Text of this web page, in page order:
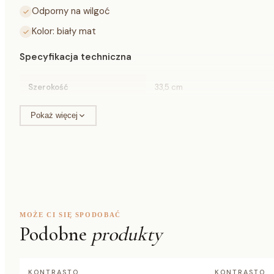
Odporny na wilgoć
Kolor: biały mat
Specyfikacja techniczna
Szerokość 33,5 cm
Głębokość
Pokaż więcej
MOŻE CI SIĘ SPODOBAĆ
Podobne produkty
KONTRASTO KONTRASTO